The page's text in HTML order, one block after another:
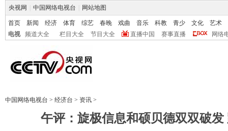
央视网 中国网络电视台 网站地图
首页 新闻 经济 体育 综艺 春晚 戏曲 音乐 科教 青少 文化
艺术
电视
频道大全 栏目大全 节目大全 直播中国 赛事直播 网络
中国网络电视台 > 经济台 > 资讯 >
午评：旋极信息和硕贝德双双破发